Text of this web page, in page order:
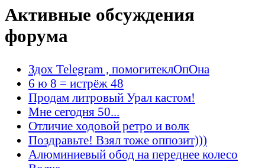
Активные обсуждения
форума
Здох Telegram , помогитеклОпОна
6 ю 8 = истрёж 48
Продам литровый Урал кастом!
Мне сегодня 50...
Отличие ходовой ретро и волк
Поздравьте! Взял тоже оппозит)))
Алюминиевый обод на переднее колесо